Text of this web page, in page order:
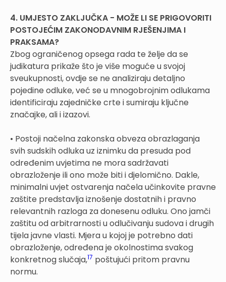
4. UMJESTO ZAKLJUČKA - MOŽE LI SE PRIGOVORITI
POSTOJEĆIM ZAKONODAVNIM RJEŠENJIMA I
PRAKSAMA?
Zbog ograničenog opsega rada te želje da se
judikatura prikaže što je više moguće u svojoj
sveukupnosti, ovdje se ne analiziraju detaljno
pojedine odluke, već se u mnogobrojnim odlukama
identificiraju zajedničke crte i sumiraju ključne
značajke, ali i izazovi.
• Postoji načelna zakonska obveza obrazlaganja
svih sudskih odluka uz iznimku da presuda pod
određenim uvjetima ne mora sadržavati
obrazloženje ili ono može biti i djelomično. Dakle,
minimalni uvjet ostvarenja načela učinkovite pravne
zaštite predstavlja iznošenje dostatnih i pravno
relevantnih razloga za donesenu odluku. Ono jamči
zaštitu od arbitrarnosti u odlučivanju sudova i drugih
tijela javne vlasti. Mjera u kojoj je potrebno dati
obrazloženje, određena je okolnostima svakog
konkretnog slučaja,17 poštujući pritom pravnu
normu.